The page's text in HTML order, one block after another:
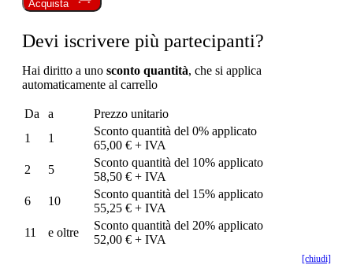
Acquista
Devi iscrivere più partecipanti?
Hai diritto a uno sconto quantità, che si applica
automaticamente al carrello
Da a
Prezzo unitario
1
1
Sconto quantità del 0% applicato
65,00 € + IVA
2
5
Sconto quantità del 10% applicato
58,50 € + IVA
6
10
Sconto quantità del 15% applicato
55,25 € + IVA
11
e oltre
Sconto quantità del 20% applicato
52,00 € + IVA
[chiudi]